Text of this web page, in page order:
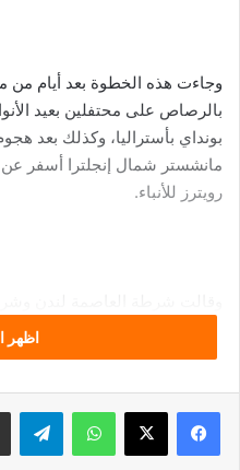
بالرصاص على محتفلين بعيد
بونداي بأستراليا، وكذلك بعد
مانشستر شمال إنجلترا أسفر
رويترز للأنباء.
بيان مشترك: “نعلم أن فئات في
مثل عولمة الانتفاضة، ومن
حازمة”.
اظهر
فيسبوك ‫X واتساب